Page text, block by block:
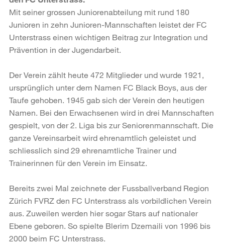
Mit seiner grossen Juniorenabteilung mit rund 180
Junioren in zehn Junioren-Mannschaften leistet der FC
Unterstrass einen wichtigen Beitrag zur Integration und
Prävention in der Jugendarbeit.
Der Verein zählt heute 472 Mitglieder und wurde 1921,
ursprünglich unter dem Namen FC Black Boys, aus der
Taufe gehoben. 1945 gab sich der Verein den heutigen
Namen. Bei den Erwachsenen wird in drei Mannschaften
gespielt, von der 2. Liga bis zur Seniorenmannschaft. Die
ganze Vereinsarbeit wird ehrenamtlich geleistet und
schliesslich sind 29 ehrenamtliche Trainer und
Trainerinnen für den Verein im Einsatz.
Bereits zwei Mal zeichnete der Fussballverband Region
Zürich FVRZ den FC Unterstrass als vorbildlichen Verein
aus. Zuweilen werden hier sogar Stars auf nationaler
Ebene geboren. So spielte Blerim Dzemaili von 1996 bis
2000 beim FC Unterstrass.